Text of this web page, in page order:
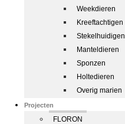
Weekdieren
Kreeftachtigen
Stekelhuidigen
Manteldieren
Sponzen
Holtedieren
Overig marien
Projecten
FLORON